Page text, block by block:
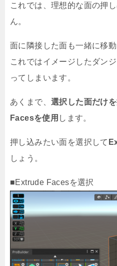
これでは、理想的な面の押
ん。
面に隣接した面も一緒に移
これではイメージしたダン
ってしまいます。
あくまで、 選択した面だけ
Facesを使用 します。
押し込みたい面を選択して
しょう。
■Extrude Facesを選択